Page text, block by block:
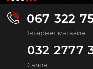
067 322
Інтернет магазин
032 2777
Салон